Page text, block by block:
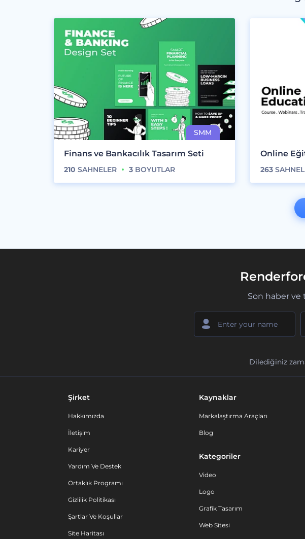
Finans ve Bankacılık Tasarım Seti
210 SAHNELER 3 BOYUTLAR
Online
263
Son haber ve
Dilediğiniz
Şirket
Hakkımızda
İletişim
Kariyer
Yardım Ve Destek
Ortaklık Programı
Gizlilik Politikası
Şartlar Ve Koşullar
Site Haritası
Kaynaklar
Markalaştırma Araçları
Blog
Kategoriler
Video
Logo
Grafik Tasarım
Web Sitesi